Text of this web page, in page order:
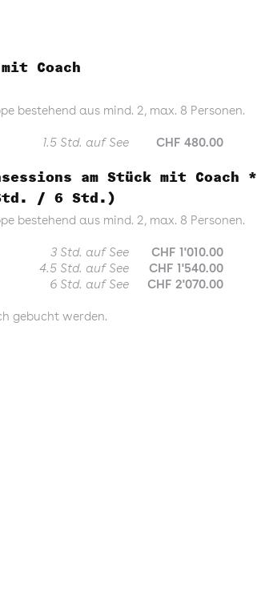
Coach
bestehend aus mind. 2, max. 8 Personen.
1.5 Std. auf See CHF 480.00
am Stück mit Coach *
/ 6 Std.)
bestehend aus mind. 2, max. 8 Personen.
3 Std. auf See
CHF 1'010.00
4.5 Std. auf See
CHF 1'540.00
6 Std. auf See CHF 2'070.00
gebucht werden.